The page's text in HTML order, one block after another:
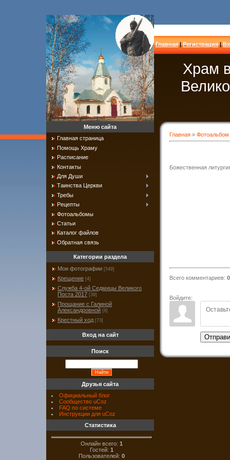
Главная|Регистрация|
Храм
Главная » Фотоальбом
Божественная
Всего комментариев: 0
Войдите:
Меню сайта
Главная страница
Помощь Храму
Расписание
Контакты
Для Души
Таинства Церкви
Требы
Рецепты
Фотоальбомы
Статьи
Каталог файлов
Обратная связь
Категории раздела
Мои фотографии [549]
Крещение [4]
Служба 4-ой Седмицы Великого
Поста 2017 [39]
Прощание с Галиной
Александровной [8]
Крестный ход [73]
Вход на сайт
Поиск
Друзья сайта
Официальный блог
Сообщество uCoz
FAQ по системе
Инструкции для uCoz
Статистика
Онлайн всего: 1
Гостей: 1
Пользователей: 0